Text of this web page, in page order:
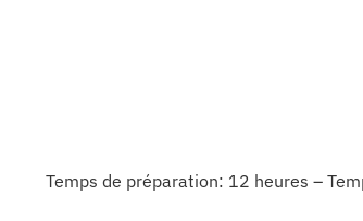
Temps de préparation: 12 heures –